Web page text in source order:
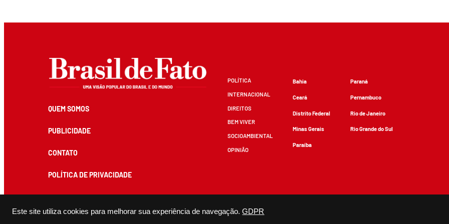
Este site utiliza cookies para melhorar sua experiência de navegação. GDPR
QUEM SOMOS
PUBLICIDADE
CONTATO
POLÍTICA DE PRIVACIDADE
POLÍTICA
INTERNACIONAL
DIREITOS
BEM VIVER
SOCIOAMBIENTAL
OPINIÃO
Bahia
Ceará
Distrito Federal
Minas Gerais
Paraíba
Paraná
Pernambuco
Rio de Janeiro
Rio Grande do Sul
Todos os conteúdos de produção exclusiva e de autoria editorial do Brasil de Fato podem ser reproduzidos, desde que não sejam alterados e que se deem os devidos créditos.